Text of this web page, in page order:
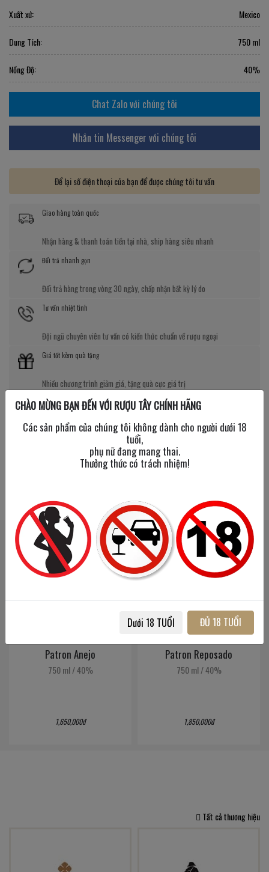
Xuất xứ: Mexico
Dung Tích: 750 ml
Nồng Độ: 40%
Chat Zalo với chúng tôi
Nhắn tin Messenger với chúng tôi
Để lại số điện thoại của bạn để được chúng tôi tư vấn
Giao hàng toàn quốc
Nhận hàng & thanh toán tiền tại nhà, ship hàng siêu nhanh
Đổi trả nhanh gọn
Đổi trả hàng trong vòng 30 ngày, chấp nhận bất kỳ lý do
Tư vấn nhiệt tình
Đội ngũ chuyên viên tư vấn có kiến thức chuẩn về rượu ngoại
Giá tốt kèm quà tặng
Nhiều chương trình giảm giá, tặng quà cực giá trị
SẢN PHẨM LIÊN QUAN SẢN PHẨM ĐÃ XEM
Patron Anejo
750 ml/40%
1,650,000đ
Patron Reposado
750 ml/40%
1,850,000đ
Tất cả thương hiệu
CHÀO MỪNG BẠN ĐẾN VỚI RƯỢU TÂY CHÍNH HÃNG
Các sản phẩm của chúng tôi không dành cho người dưới 18
tuổi,
phụ nữ đang mang thai.
Thưởng thức có trách nhiệm!
Dưới 18 TUỔI ĐỦ 18 TUỔI